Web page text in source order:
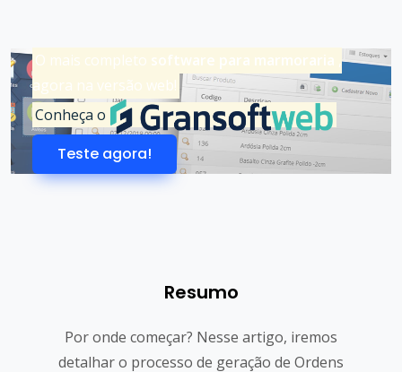
O mais completo software para marmoraria ,
agora na versão web!
Conheça o
Teste agora!
Resumo
Por onde começar? Nesse artigo, iremos
detalhar o processo de geração de Ordens